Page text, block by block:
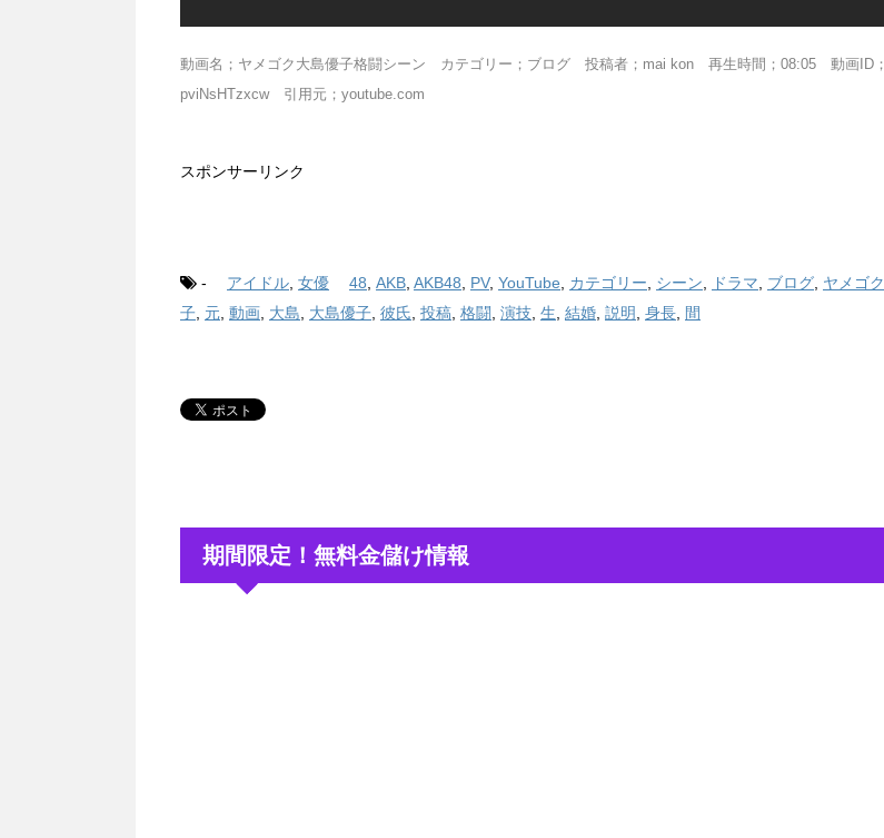
動画名；ヤメゴク大島優子格闘シーン カテゴリー；ブログ 投稿者；mai kon 再生時間；08:05 動画ID；
pviNsHTzxcw 引用元；youtube.com
スポンサーリンク
- アイドル 女優 48 AKB AKB48 PV, YouTube カテゴリー シーン ドラマ ブログ ヤメゴク
子 元 動画 大島 大島優子 彼氏 投稿 格闘 演技 生 結婚 説明 身長 間
期間限定！無料金儲け情報